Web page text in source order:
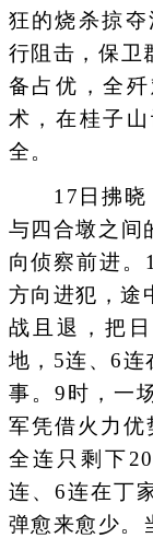
狂的烧杀掠
行阻击，保卫
备占优，全
术，在桂子
全。
17日拂晓，
与四合墩之间
向侦察前进。
方向进犯，途
战且退，把
地，5连、6连
事。9时，一
军凭借火力优
全连只剩下
连、6连在丁
弹愈来愈少。